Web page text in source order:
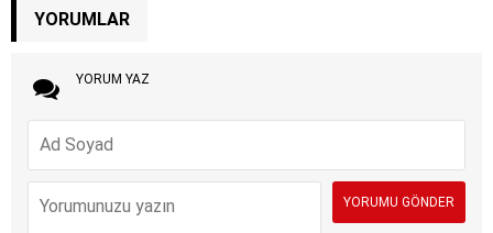
YORUMLAR
YORUM YAZ